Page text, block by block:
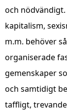
och
kapitalism,
m.m. behöver
organiserade
gemenskaper
och samtidigt
taffligt,